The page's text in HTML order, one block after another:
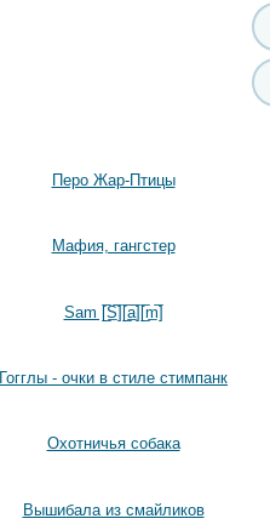
Перо Жар-Птицы
Мафия, гангстер
Sam [̲̅S̲̅][̲̅a̲̅][̲̅m̲̅]
Гогглы - очки в стиле стимпанк
Охотничья собака
Вышибала из смайликов